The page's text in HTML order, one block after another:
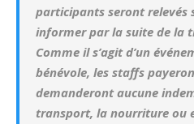
participants seront relevés
informer par la suite de la
Comme il s’agit d’un
bénévole, les staffs
demanderont aucune
transport, la nourriture ou